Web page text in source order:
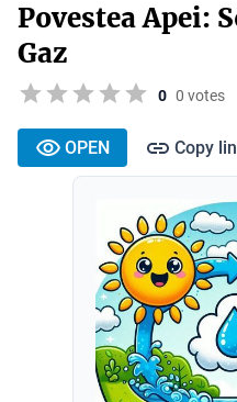
Povestea Apei:
Gaz
0 0 votes
OPEN Copy